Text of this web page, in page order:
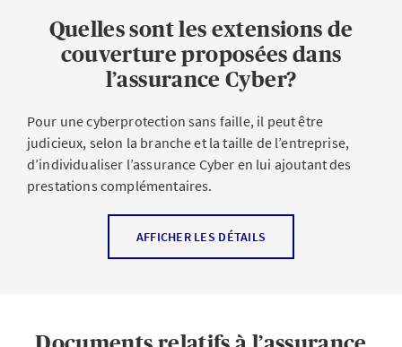
intérêts justifiées
Défense contre les prétentions injustifiées
En plus de vous protéger en cas de sinistre, l’assurance
Cyber d’AXA vous offre un ensemble de services de
personnel, réduisant ainsi le risque d’être victime d’une
Quelles sont les extensions de
couverture proposées dans
l’assurance Cyber?
Pour une cyberprotection sans faille, il peut être
judicieux, selon la branche et la taille de l’entreprise,
d’individualiser l’assurance Cyber en lui ajoutant des
prestations complémentaires.
Couverture complémentaire pour
l’assurance Cyber d’AXA
AFFICHER LES DÉTAILS